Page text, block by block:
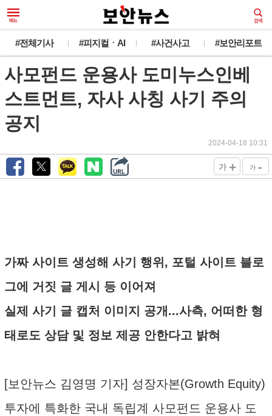
#전체기사 #피지컬ㆍAI #사건사고 #보안리포트
사모펀드 운용사 도미누스인베
스트먼트, 자사 사칭 사기 주의
공지
2024-04-18 10:31
가 + 가 -
가짜 사이트 생성해 사기 행위, 포털 사이트 블로
그에 거짓 글 게시 등 이어져
실제 사기 글 캡처 이미지 공개...사측, 어떠한 형
태로도 상담 및 정보 제공 안한다고 밝혀
[보안뉴스 김영명 기자] 성장자본(Growth Equity)
투자에 특화한 국내 독립계 사모펀드 운용사 도